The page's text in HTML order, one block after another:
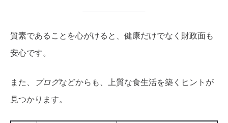
質素であることを心がけると、健康だけでなく財政面も
安心です。
また、 ブログなどからも、上質な食生活を築くヒントが
見つかります。